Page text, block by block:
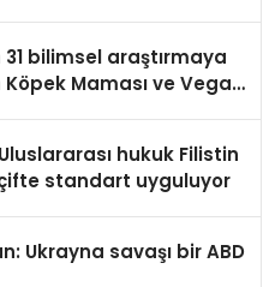
bilimsel araştırmaya
Maması ve Vegan
hukuk Filistin
standart uyguluyor
Ukrayna savaşı bir ABD